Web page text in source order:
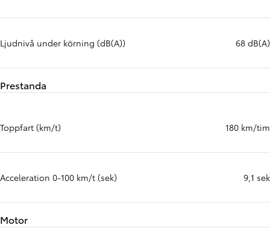
Ljudnivå under körning (dB(A)) 68 dB(A)
Prestanda
Toppfart (km/t) 180 km/tim
Acceleration 0-100 km/t (sek) 9,1 sek
Motor